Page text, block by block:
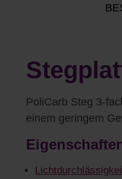
PoliCarb Steg 3-
einem geringem